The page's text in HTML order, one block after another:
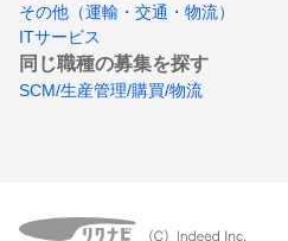
その他（運輸・交通・物流）
ITサービス
同じ職種の募集を探す
SCM/生産管理/購買/物流